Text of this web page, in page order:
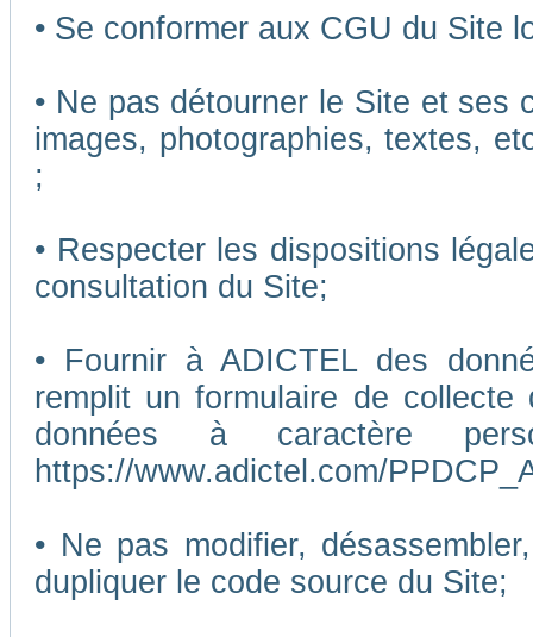
• Se conformer aux CGU du Site
• Ne pas détourner le Site et ses
images, photographies, textes,
;
• Respecter les dispositions
consultation du Site;
• Fournir à ADICTEL des
remplit un formulaire de
données à caractère
https://www.adictel.com/
• Ne pas modifier,
dupliquer le code source du Site;